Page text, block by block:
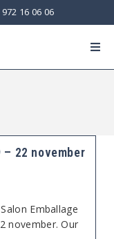
972 16 06 06
– 22 november
Emballage
november. Our